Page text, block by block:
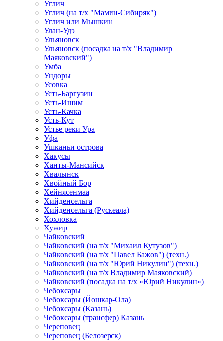
Углич
Углич (на т/х "Мамин-Сибиряк")
Углич или Мышкин
Улан-Удэ
Ульяновск
Ульяновск (посадка на т/х "Владимир
Маяковский")
Умба
Ундоры
Усовка
Усть-Баргузин
Усть-Ишим
Усть-Качка
Усть-Кут
Устье реки Ура
Уфа
Ушканьи острова
Хакусы
Ханты-Мансийск
Хвалынск
Хвойный Бор
Хейнясенмаа
Хийденсельга
Хийденсельга (Рускеала)
Хохловка
Хужир
Чайковский
Чайковский (на т/х "Михаил Кутузов")
Чайковский (на т/х "Павел Бажов") (техн.)
Чайковский (на т/х "Юрий Никулин") (техн.)
Чайковский (на т/х Владимир Маяковский)
Чайковский (посадка на т/х «Юрий Никулин»)
Чебоксары
Чебоксары (Йошкар-Ола)
Чебоксары (Казань)
Чебоксары (трансфер) Казань
Череповец
Череповец (Белозерск)